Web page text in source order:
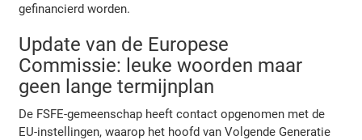
gefinancierd worden.
Update van de Europese
Commissie: leuke woorden maar
geen lange termijnplan
De FSFE-gemeenschap heeft contact opgenomen met de
EU-instellingen, waarop het hoofd van Volgende Generatie